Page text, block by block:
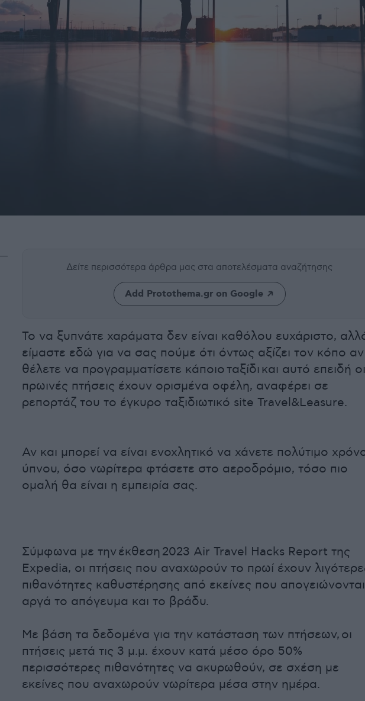
Δείτε περισσότερα άρθρα μας στα αποτελέσματα αναζήτησης
Add Protothema.gr on Google
Το να ξυπνάτε χαράματα δεν είναι καθόλου ευχάριστο,
είμαστε εδώ για να σας πούμε ότι όντως αξίζει τον κόπο αν
θέλετε να προγραμματίσετε κάποιο ταξίδι και αυτό επειδή οι
πρωινές πτήσεις έχουν ορισμένα οφέλη, αναφέρει σε
ρεπορτάζ του το έγκυρο ταξιδιωτικό site Travel&Leasure.
Αν και μπορεί να είναι ενοχλητικό να χάνετε πολύτιμο
ύπνου, όσο νωρίτερα φτάσετε στο αεροδρόμιο, τόσο πιο
ομαλή θα είναι η εμπειρία σας.
Σύμφωνα με την έκθεση 2023 Air Travel Hacks Report της
Expedia, οι πτήσεις που αναχωρούν το πρωί έχουν
πιθανότητες καθυστέρησης από εκείνες που απογειώνονται
αργά το απόγευμα και το βράδυ.
Με βάση τα δεδομένα για την κατάσταση των πτήσεων, οι
πτήσεις μετά τις 3 μ.μ. έχουν κατά μέσο όρο 50%
περισσότερες πιθανότητες να ακυρωθούν, σε σχέση με
εκείνες που αναχωρούν νωρίτερα μέσα στην ημέρα.